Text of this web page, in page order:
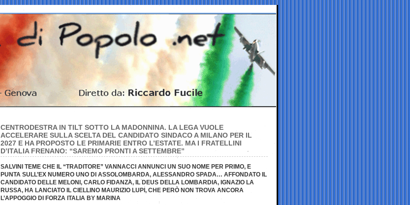
CENTRODESTRA IN TILT SOTTO LA MADONNINA. LA LEGA VUOLE
ACCELERARE SULLA SCELTA DEL CANDIDATO SINDACO A MILANO PER IL
2027 E HA PROPOSTO LE PRIMARIE ENTRO L’ESTATE. MA I FRATELLINI
D’ITALIA FRENANO: “SAREMO PRONTI A SETTEMBRE”
SALVINI TEME CHE IL “TRADITORE” VANNACCI ANNUNCI UN SUO NOME PER PRIMO, E
PUNTA SULL’EX NUMERO UNO DI ASSOLOMBARDA, ALESSANDRO SPADA… AFFONDATO IL
CANDIDATO DELLE MELONI, CARLO FIDANZA, IL DEUS DELLA LOMBARDIA, IGNAZIO LA
RUSSA, HA LANCIATO IL CIELLINO MAURIZIO LUPI, CHE PERÒ NON TROVA ANCORA
L’APPOGGIO DI FORZA ITALIA BY MARINA